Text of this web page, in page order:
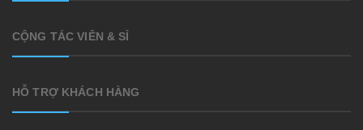
CỘNG TÁC VIÊN & SỈ
HỖ TRỢ KHÁCH HÀNG